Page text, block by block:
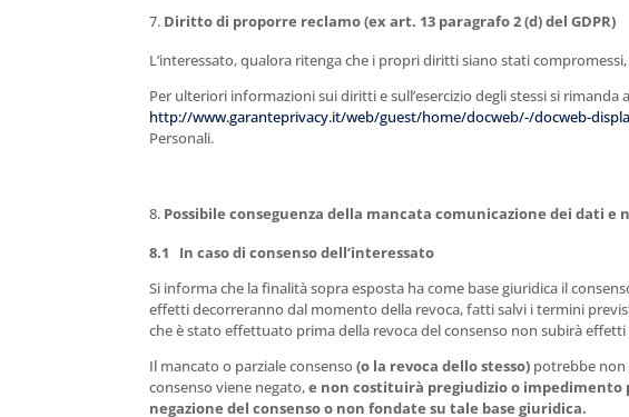
Diritto di proporre reclamo (ex art. 13 paragrafo 2 (d) del GDPR)
L’interessato, qualora ritenga che i propri diritti siano stati
Per ulteriori informazioni sui diritti e sull’esercizio degli stessi si
http://www.garanteprivacy.it/web/guest/home/docweb/-/docweb-
Personali.
Possibile conseguenza della mancata comunicazione dei dati
8.1 In caso di consenso dell’interessato
Si informa che la finalità sopra esposta ha come base giuridica il
effetti decorreranno dal momento della revoca, fatti salvi i termini
che è stato effettuato prima della revoca del consenso non subirà
Il mancato o parziale consenso(o la revoca dello stesso) potrebbe non
consenso viene negato,e non costituirà pregiudizio o impedimento
negazione del consenso o non fondate su tale base giuridica.